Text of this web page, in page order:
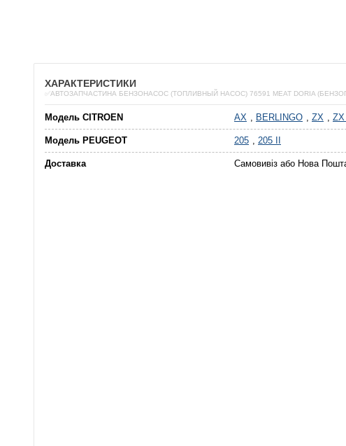
ХАРАКТЕРИСТИКИ
✅АВТОЗАПЧАСТИНА БЕНЗОНАСОС (ТОПЛИВНЫЙ НАСОС) 76591 MEAT DORIA
Модель CITROEN AX , BERLINGO , ZX ,
Модель PEUGEOT 205 , 205 II
Доставка Самовивіз або Нова